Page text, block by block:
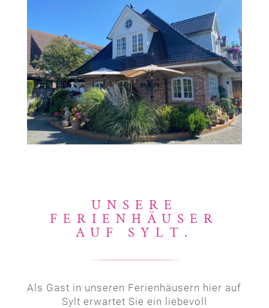
UNSERE
FERIENHÄUSER
AUF SYLT.
Als Gast in unseren Ferienhäusern hier auf
Sylt erwartet Sie ein liebevoll